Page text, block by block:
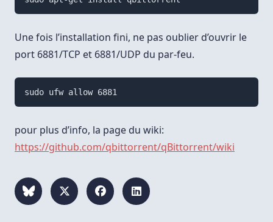
Une fois l’installation fini, ne pas oublier d’ouvrir le
port 6881/TCP et 6881/UDP du par-feu.
sudo ufw allow 6881
pour plus d’info, la page du wiki:
https://github.com/qbittorrent/qBittorrent/wiki